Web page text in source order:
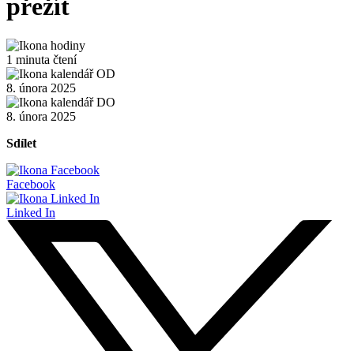
přežít
1 minuta čtení
8. února 2025
8. února 2025
Sdílet
Facebook
Linked In